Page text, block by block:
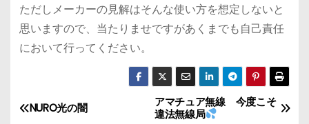
ただしメーカーの見解はそんな使い方を想定しないと
思いますので、当たりませですがあくまでも自己責任
において行ってください。
投
アマチュア無線 今度こそ
違法無線局
NURO光の闇